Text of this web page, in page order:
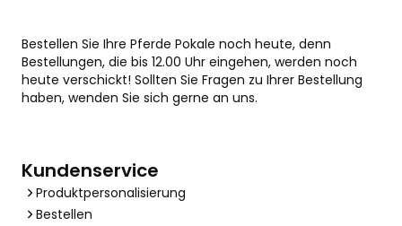
Bestellen Sie Ihre Pferde Pokale noch heute, denn
Bestellungen, die bis 12.00 Uhr eingehen, werden noch
heute verschickt! Sollten Sie Fragen zu Ihrer Bestellung
haben, wenden Sie sich gerne an uns.
Kundenservice
Produktpersonalisierung
Bestellen